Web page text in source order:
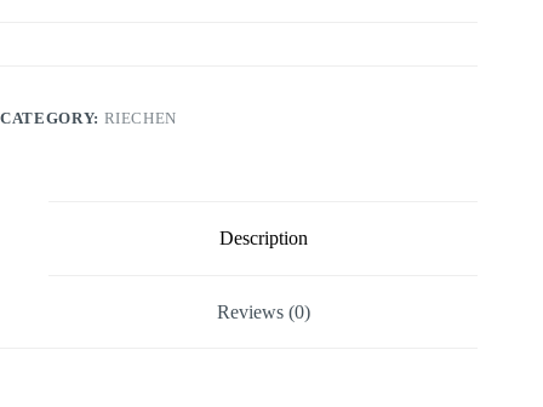
CATEGORY: RIECHEN
Description
Reviews (0)